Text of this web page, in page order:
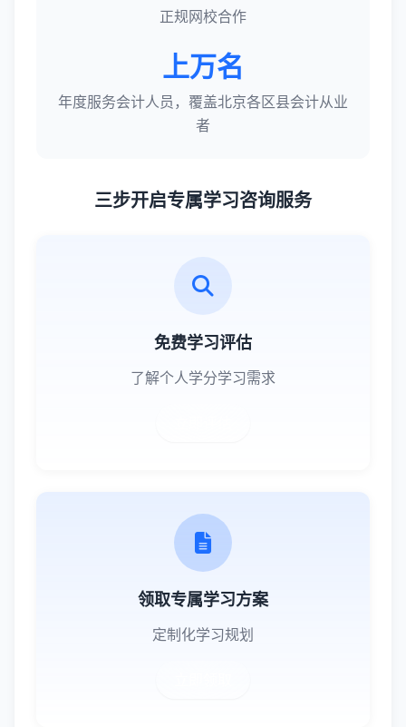
正规网校合作
上万名
年度服务会计人员，覆盖北京各区县会计从业
者
三步开启专属学习咨询服务
免费学习评估
了解个人学分学习需求
领取专属学习方案
定制化学习规划